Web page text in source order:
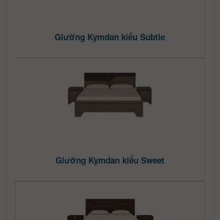
Giường Kymdan kiểu Subtle
Giường Kymdan kiểu Sweet